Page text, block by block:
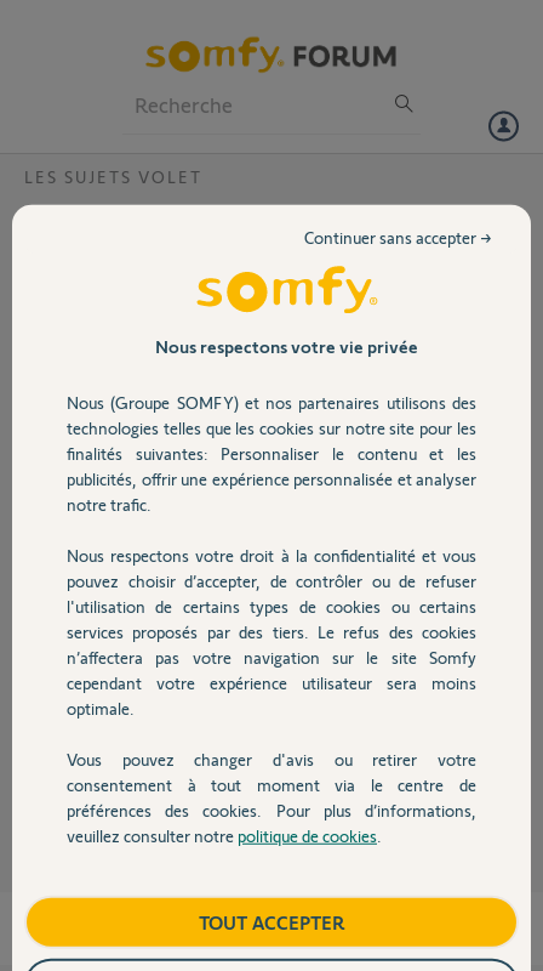
Volet
Sécurité
Domotique
Chauffage
Autres produits
Devis avec un pro
Contact
LES SUJETS VOLET
changé le système solaire pour mettre
Bonjour, puis-je mettre mon volet de porte qui est solaire en volet
électrique sans changé de volet .
Merci pour votre réponse
Gilles G.
Participer au fil de discussion
Réponses
Non, il faudra changer le moteur par un 230v. Celui que vous avez est un
Anonyme il y a presque 2 ans
Nous respectons votre vie privée
Nous (Groupe SOMFY) et nos partenaires utilisons des
technologies telles que les cookies sur notre site pour les
finalités suivantes: Personnaliser le contenu et les
publicités, offrir une expérience personnalisée et analyser
notre trafic.
Nous respectons votre droit à la confidentialité et vous
pouvez choisir d’accepter, de contrôler ou de refuser
l'utilisation de certains types de cookies ou certains
services proposés par des tiers. Le refus des cookies
n’affectera pas votre navigation sur le site Somfy
cependant votre expérience utilisateur sera moins
optimale.
Vous pouvez changer d'avis ou retirer votre
consentement à tout moment via le centre de
préférences des cookies. Pour plus d’informations,
veuillez consulter notre politique de cookies
Continuer sans accepter →
TOUT ACCEPTER